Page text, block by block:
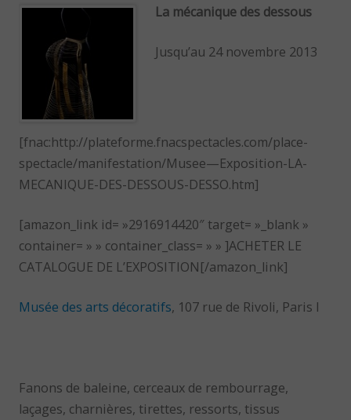
La mécanique des dessous
Jusqu’au 24 novembre 2013
[fnac:http://plateforme.fnacspectacles.com/place-
spectacle/manifestation/Musee—Exposition-LA-
MECANIQUE-DES-DESSOUS-DESSO.htm]
[amazon_link id= »2916914420″ target= »_blank »
container= » » container_class= » » ]ACHETER LE
CATALOGUE DE L’EXPOSITION[/amazon_link]
Musée des arts décoratifs, 107 rue de Rivoli, Paris I
Fanons de baleine, cerceaux de rembourrage,
laçages, charnières, tirettes, ressorts, tissus